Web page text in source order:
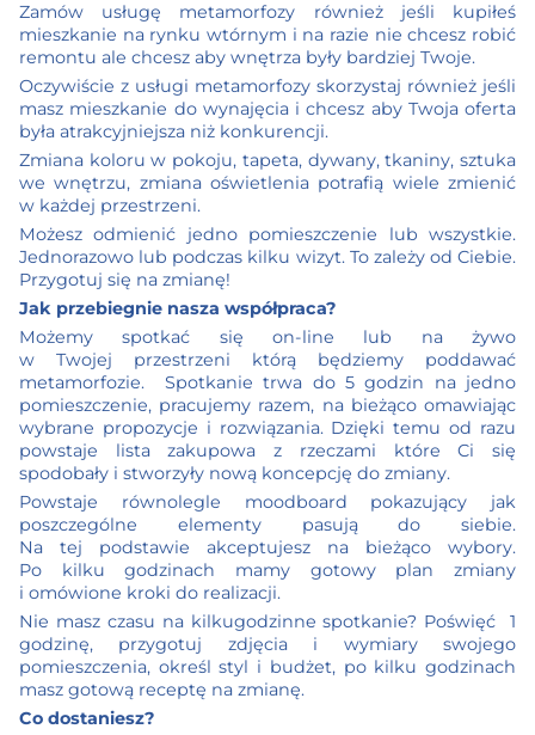
Zamów usługę metamorfozy również jeśli kupiłeś
mieszkanie na rynku wtórnym i na razie nie chcesz robić
remontu ale chcesz aby wnętrza były bardziej Twoje.
Oczywiście z usługi metamorfozy skorzystaj również jeśli
masz mieszkanie do wynajęcia i chcesz aby Twoja oferta
była atrakcyjniejsza niż konkurencji.
Zmiana koloru w pokoju, tapeta, dywany, tkaniny, sztuka
we wnętrzu, zmiana oświetlenia potrafią wiele zmienić
w każdej przestrzeni.
Możesz odmienić jedno pomieszczenie lub wszystkie.
Jednorazowo lub podczas kilku wizyt. To zależy od Ciebie.
Przygotuj się na zmianę!
Jak przebiegnie nasza współpraca?
Możemy spotkać się on-line lub na żywo
w Twojej przestrzeni którą będziemy poddawać
metamorfozie.
Spotkanie trwa do 5 godzin na jedno
pomieszczenie, pracujemy razem, na bieżąco omawiając
wybrane propozycje i rozwiązania. Dzięki temu od razu
powstaje lista zakupowa z rzeczami które Ci się
spodobały i stworzyły nową koncepcję do zmiany.
Powstaje równolegle moodboard pokazujący jak
poszczególne elementy pasują do siebie.
Na tej podstawie akceptujesz na bieżąco wybory.
Po kilku godzinach mamy gotowy plan zmiany
i omówione kroki do realizacji.
Nie masz czasu na kilkugodzinne spotkanie? Poświęć
1
godzinę, przygotuj zdjęcia i wymiary swojego
pomieszczenia, określ styl i budżet, po kilku godzinach
masz gotową receptę na zmianę.
Co dostaniesz?